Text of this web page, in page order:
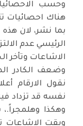
هناك احصائيات
بما نشر، لان هذه
الرئيسي عدم
الاشاعات وتأخر
وضعف الكادر
نقول الارقام
نفسه قد تزداد
وهكذا وهلمجراً.،
وبقت الاشاعات